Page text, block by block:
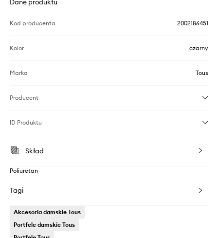
Dane produktu
Kod producenta 2002186451
Kolor czarny
Marka Tous
Producent
ID Produktu
Skład
Poliuretan
Tagi
Akcesoria damskie Tous
Portfele damskie Tous